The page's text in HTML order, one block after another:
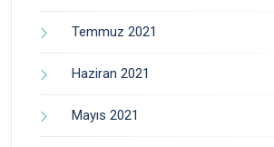
Temmuz 2021
Haziran 2021
Mayıs 2021